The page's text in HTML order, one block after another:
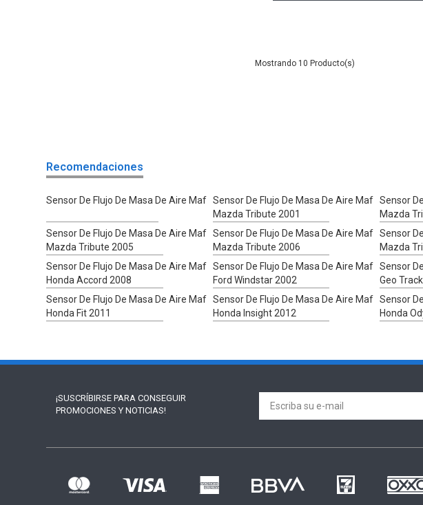
10
Recomendaciones
Sensor De Flujo De Masa De Aire Maf Sensor De Flujo De Masa De Aire Maf
Mazda Tribute 2001
Sensor
Mazda
Sensor De Flujo De Masa De Aire Maf
Mazda Tribute 2005
Sensor De Flujo De Masa De Aire Maf
Mazda Tribute 2006
Sensor
Mazda
Sensor De Flujo De Masa De Aire Maf
Honda Accord 2008
Sensor De Flujo De Masa De Aire Maf
Ford Windstar 2002
Sensor
Geo
Sensor De Flujo De Masa De Aire Maf
Honda Fit 2011
Sensor De Flujo De Masa De Aire Maf
Honda Insight 2012
Sensor
Honda
¡SUSCRÍBIRSE PARA CONSEGUIR
PROMOCIONES Y NOTICIAS!